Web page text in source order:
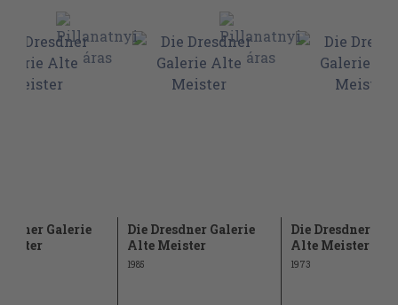
Galerie
Die Dresdner Galerie
Alte Meister
1985
Die Dresdner
Alte Meister
1973